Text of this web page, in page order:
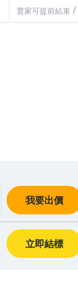
賣家可提前結束 /
我要出價
立即結標